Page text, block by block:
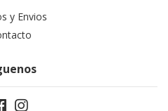
y Envios